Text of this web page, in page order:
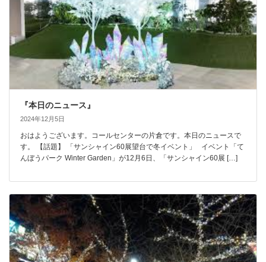
『本日のニュース』
2024年12月5日
おはようございます。コールセンターの片倉です。本日のニュースで
す。 【話題】 「サンシャイン60展望台で冬イベント」 イベント「て
んぼうパーク Winter Garden」が12月6日、「サンシャイン60展 […]